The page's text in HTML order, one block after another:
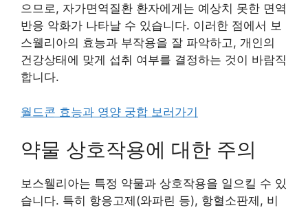
으므로, 자가면역질환 환자에게는 예상치 못한 면역
반응 악화가 나타날 수 있습니다. 이러한 점에서 보
스웰리아의 효능과 부작용을 잘 파악하고, 개인의
건강상태에 맞게 섭취 여부를 결정하는 것이 바람직
합니다.
월드콘 효능과 영양 궁합 보러가기
약물 상호작용에 대한 주의
보스웰리아는 특정 약물과 상호작용을 일으킬 수 있
습니다. 특히 항응고제(와파린 등), 항혈소판제, 비